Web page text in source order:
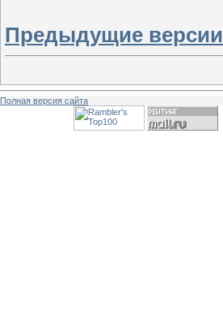
Предыдущие версии
Полная версия сайта